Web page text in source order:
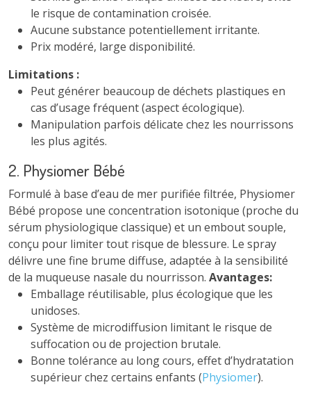
le risque de contamination croisée.
Aucune substance potentiellement irritante.
Prix modéré, large disponibilité.
Limitations :
Peut générer beaucoup de déchets plastiques en
cas d’usage fréquent (aspect écologique).
Manipulation parfois délicate chez les nourrissons
les plus agités.
2. Physiomer Bébé
Formulé à base d’eau de mer purifiée filtrée, Physiomer
Bébé propose une concentration isotonique (proche du
sérum physiologique classique) et un embout souple,
conçu pour limiter tout risque de blessure. Le spray
délivre une fine brume diffuse, adaptée à la sensibilité
de la muqueuse nasale du nourrisson. Avantages:
Emballage réutilisable, plus écologique que les
unidoses.
Système de microdiffusion limitant le risque de
suffocation ou de projection brutale.
Bonne tolérance au long cours, effet d’hydratation
supérieur chez certains enfants (Physiomer).